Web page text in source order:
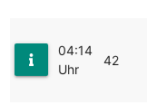
04:14
Uhr
42